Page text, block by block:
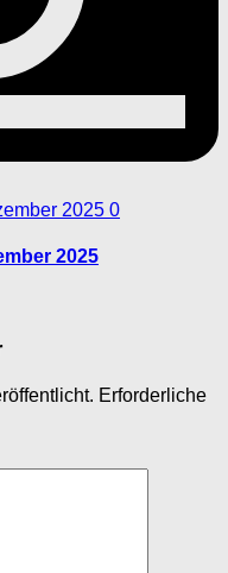
0
2025
Erforderliche